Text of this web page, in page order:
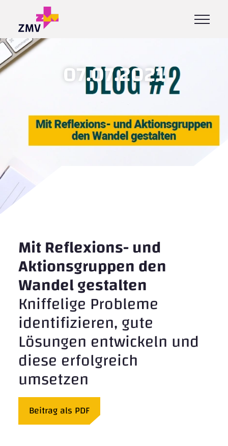
07.07.2021
Mit Reflexions- und
Aktionsgruppen den
Wandel gestalten
Kniffelige Probleme
identifizieren, gute
Lösungen entwickeln und
diese erfolgreich
umsetzen
Beitrag als PDF